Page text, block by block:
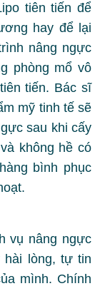
tiên tiến để
hay để lại
nâng ngực
phòng mổ vô
tiến. Bác sĩ
mỹ tinh tế sẽ
sau khi cấy
không hề có
bình phục
vụ nâng ngực
hài lòng, tự tin
mình. Chính